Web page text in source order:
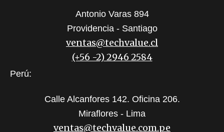
Antonio Varas 894
Providencia - Santiago
ventas@techvalue.cl
(+56 -2) 2946 2584
Perú:
Calle Alcanfores 142. Oficina 206.
Miraflores - Lima
ventas@techvalue.com.pe